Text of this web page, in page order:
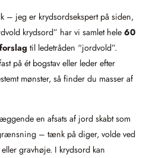
– jeg er krydsordsekspert på siden,
krydsord” har vi samlet hele 60
til ledetråden “jordvold”.
på ét bogstav eller leder efter
mønster, så finder du masser af
en afsats af jord skabt som
– tænk på diger, volde ved
gravhøje. I krydsord kan